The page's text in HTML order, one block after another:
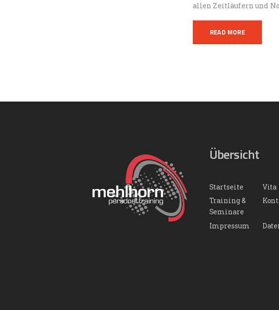
allen Zeitläufern und
READ MORE
Übersicht
Startseite
Vita
Training &
Seminare
Impressum